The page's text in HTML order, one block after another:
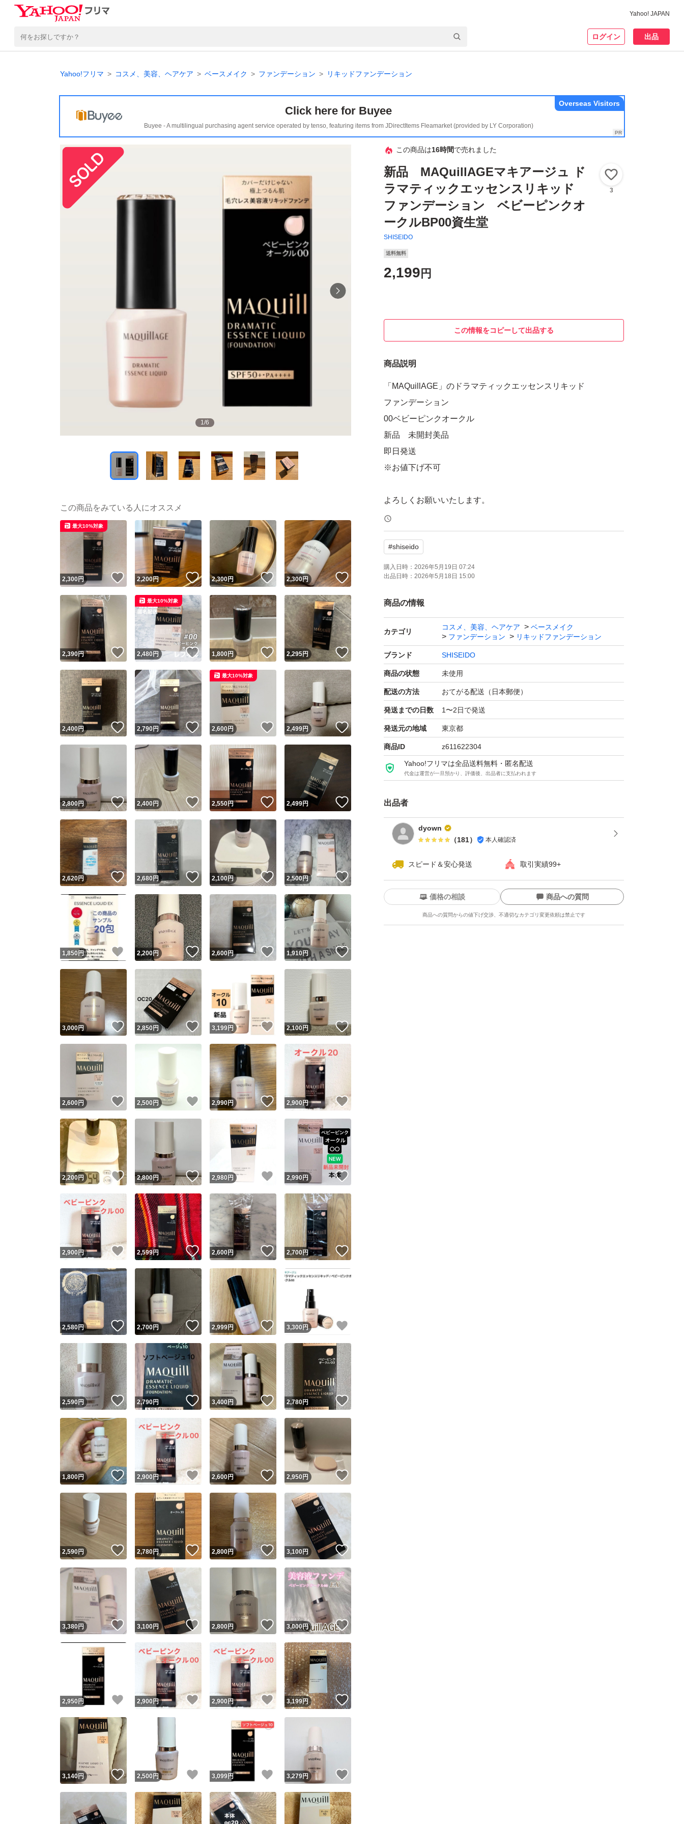
Yahoo! JAPAN
ログイン 出品
Yahoo!フリマ コスメ、美容、ヘアケア ベースメイク ファンデーション リキッドファンデーション
Click here for Buyee
Buyee - A multilingual purchasing agent service operated by tenso, featuring items from JDirectItems Fleamarket (provided by LY Corporation)
Overseas Visitors
1/6
この商品は16時間で売れました
新品 MAQuillAGEマキアージュ ド
ラマティックエッセンスリキッド
ファンデーション ベビーピンクオ
ークルBP00資生堂
SHISEIDO
3
送料無料
2,199 円
この情報をコピーして出品する
商品説明
「MAQuillAGE」のドラマティックエッセンスリキッド
ファンデーション
00ベビーピンクオークル
新品 未開封美品
即日発送
※お値下げ不可
よろしくお願いいたします。
マキアージュ ドラマティックエッセンスリキッド
ヒアルロン酸コラーゲン美容成分ファンデーション
極上つるん肌を叶える毛穴レス美容液リキッドファンデーション
SPF50+ PA++++
日焼け止めファンデ
#shiseido
購入日時： 2026年5月19日 07:24
出品日時： 2026年5月18日 15:00
商品の情報
カテゴリ
コスメ、美容、ヘアケア
ベースメイク
ファンデーション
リキッドファンデーション
ブランド SHISEIDO
商品の状態 未使用
配送の方法 おてがる配送（日本郵便）
発送までの日数 1〜2日で発送
発送元の地域 東京都
商品ID z611622304
Yahoo!フリマは全品送料無料・匿名配送
代金は運営が一旦預かり、評価後、出品者に支払われます
出品者
dyown
（181） 本人確認済
スピード＆安心発送 取引実績99+
ユーザーの実績について
Yahoo!フリマが定めた一定の基準を満たしたユーザーにバッジを付与しています
安心取引出品者
安心取引出品者 Yahoo!フリマの基準をクリアした安心・安全なユーザーです
取引実績
取引実績◯+ このユーザーはYahoo!フリマの取引を完了させた実績があります
他フリマ実績◯+ このユーザーは他フリマサービスでの取引実績があります
スピード&安心発送
※このバッジは実績に基づく表示であり、発送を保証しているものではありません
スピード＆安心発送
このユーザーは高頻度で24時間以内＆設定した発送日数内に発送してい
ます
スピード発送 このユーザーは高頻度で24時間以内に発送しています
安心発送 このユーザーは設定した発送日数内に発送しています
価格の相談 商品への質問
商品への質問からの値下げ交渉、不適切なカテゴリ変更依頼は禁止です
この商品の情報をコピーします
商品画像の無断転載は禁止されています
コピーは1商品につき1回です
出品ページへ
キャンセル
この商品をみている人にオススメ
2,300円 いいね！
最大10%対象
2,200円 いいね！
2,300円 いいね！
2,300円 いいね！
2,390円 いいね！
2,480 円 いいね！
最大10%対象
1,800円 いいね！
2,295円 いいね！
2,400円 いいね！
2,790円 いいね！
2,600円 いいね！
最大10%対象
2,499円 いいね！
2,800円 いいね！
2,400円 いいね！
2,550円 いいね！
2,499円
2,620円 いいね！
2,680円 いいね！
2,100円 いいね！
2,500円 いいね！
1,850 円 いいね！
2,200円 いいね！
2,600円 いいね！
1,910円 いいね！
3,000円 いいね！
2,850円 いいね！
3,199円 いいね！
2,100円 いいね！
2,600円 いいね！
2,500 円 いいね！
2,990円 いいね！
2,900円
2,200円 いいね！
2,800円 いいね！
2,980 円 いいね！
2,990円
2,900円 いいね！
2,599円 いいね！
2,600円 いいね！
2,700円
2,580円 いいね！
2,700円 いいね！
2,999円 いいね！
3,300 円
2,590円 いいね！
2,790円 いいね！
3,400円 いいね！
2,780円 いいね！
1,800円 いいね！
2,900円 いいね！
2,600円 いいね！
2,950円
2,590円 いいね！
2,780円 いいね！
2,800円 いいね！
3,100円 いいね！
3,380円 いいね！
3,100円 いいね！
2,800円 いいね！
3,000円 いいね！
2,950 円 いいね！
2,900円 いいね！
2,900円 いいね！
3,199円 いいね！
3,140円 いいね！
2,500 円 いいね！
3,099円 いいね！
3,279円